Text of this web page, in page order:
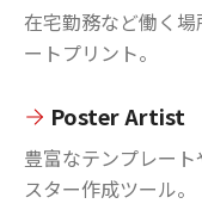
在宅勤務など働く
ートプリント。
Poster Artist
豊富なテンプレー
スター作成ツール。